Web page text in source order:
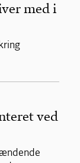
med i
ved